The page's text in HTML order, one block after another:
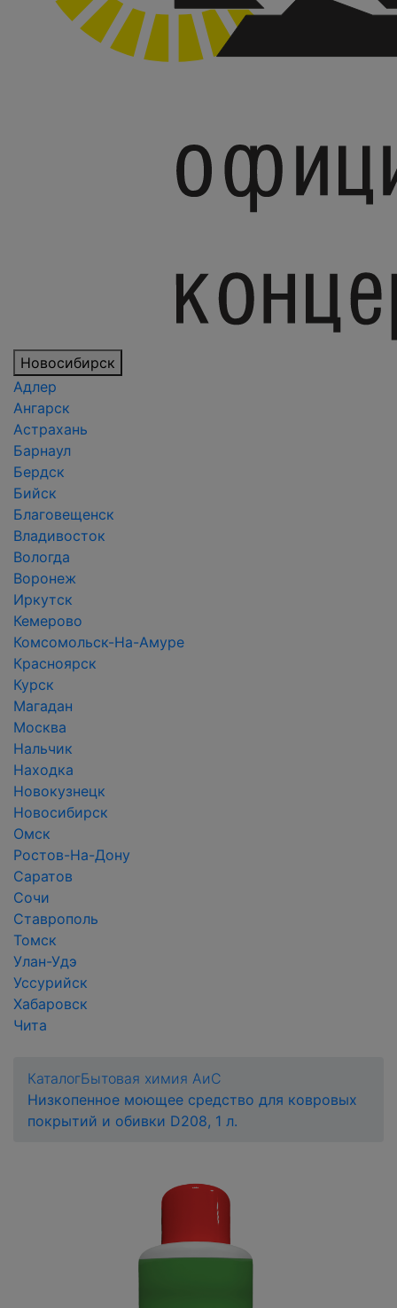
Новосибирск
Адлер
Ангарск
Астрахань
Барнаул
Бердск
Бийск
Благовещенск
Владивосток
Вологда
Воронеж
Иркутск
Кемерово
Комсомольск-На-Амуре
Красноярск
Курск
Магадан
Москва
Нальчик
Находка
Новокузнецк
Новосибирск
Омск
Ростов-На-Дону
Саратов
Сочи
Ставрополь
Томск
Улан-Удэ
Уссурийск
Хабаровск
Чита
КаталогБытовая химия АиС
Низкопенное моющее средство для ковровых
покрытий и обивки D208, 1 л.